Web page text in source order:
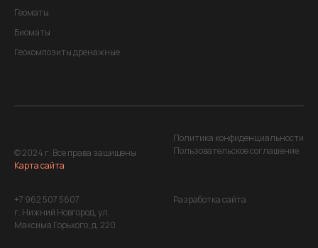
Геоматы
Биоматы
Геокомпозиты дренажные
© 2024 г. Все права защищены
Карта сайта
Политика конфиденциальности
Пользовательское соглашение
+7 962 507 5607
г. Нижний Новгород, ул.
Максима Горького, д. 220
Разработка сайта